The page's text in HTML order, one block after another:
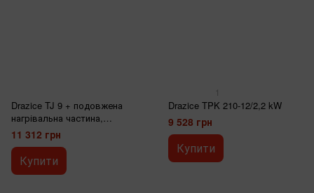
Drazice TJ 9 + подовжена
нагрівальна частина,
ізольований
11 312 грн
Купити
1
Drazice TPK 210-12/2,2 kW
9 528 грн
Купити